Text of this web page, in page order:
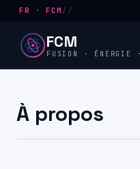
FR · FCM //
FCM
FUSION · ÉNERGIE
À propos